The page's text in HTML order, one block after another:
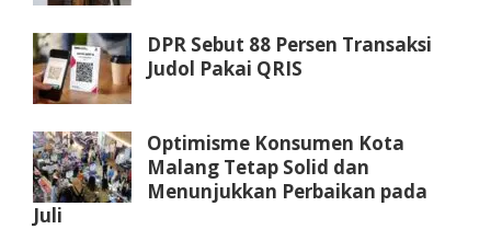
DPR Sebut 88 Persen Transaksi
Judol Pakai QRIS
Optimisme Konsumen Kota
Malang Tetap Solid dan
Menunjukkan Perbaikan pada
Juli